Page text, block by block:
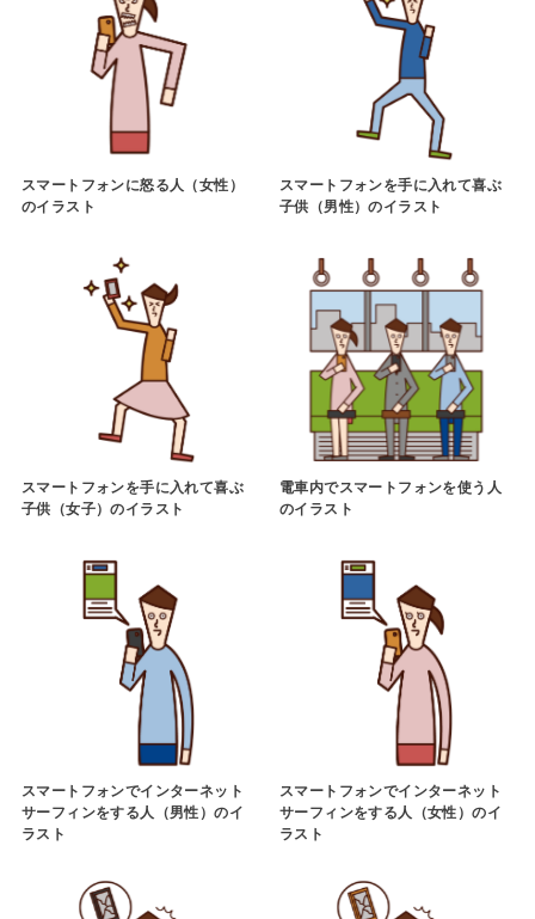
スマートフォンに怒る人（女性）
のイラスト
スマートフォンを手に入れて喜ぶ
子供（男性）のイラスト
スマートフォンを手に入れて喜ぶ
子供（女子）のイラスト
電車内でスマートフォンを使う人
のイラスト
スマートフォンでインターネット
サーフィンをする人（男性）のイ
ラスト
スマートフォンでインターネット
サーフィンをする人（女性）のイ
ラスト